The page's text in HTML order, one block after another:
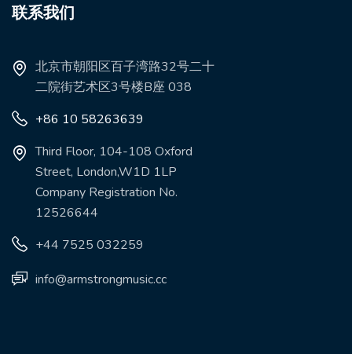
联系我们
北京市朝阳区百子湾路32号二十
二院街艺术区3号楼B座 038
+86 10 58263639
Third Floor, 104-108 Oxford
Street, London,W1D 1LP
Company Registration No.
12526644
+44 7525 032259
info@armstrongmusic.cc